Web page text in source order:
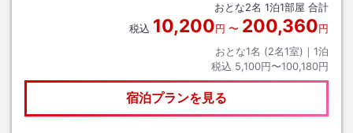
おとな2名 1泊1部屋 合計
税込 10,200円 〜 200,360円
おとな1名 (2名1室)｜ 1泊
税込 5,100円〜100,180円
宿泊プランを見る